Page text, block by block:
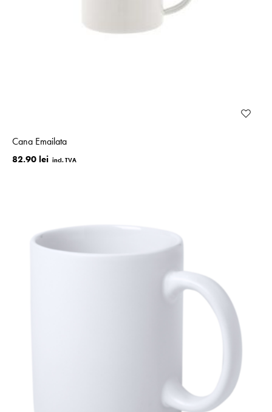
Cana Emailata
82.90 lei